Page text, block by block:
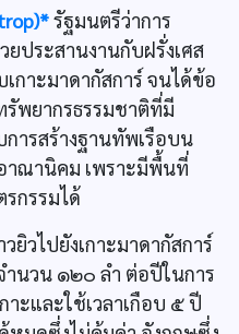
รัฐมนตรีว่าการ
ยประสานงานกับฝรั่งเศส
กาะมาดากัสการ์ จนได้ข้อ
รัพยากรธรรมชาติที่มี
ารสร้างฐานทัพเรือบน
าณานิคม เพราะมีพื้นที่
กรรมได้
ยิวไปยังเกาะมาดากัสการ์
นวน ๑๒๐ ลำ ต่อปีในการ
ะและใช้เวลาเกือบ ๕ ปี